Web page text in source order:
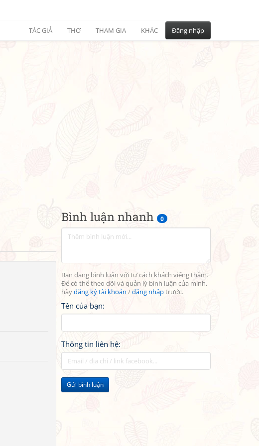
TÁC GIẢ THƠ THAM GIA KHÁC Đăng nhập
Bình luận nhanh 0
Bạn đang bình luận với tư cách khách viếng thăm.
Để có thể theo dõi và quản lý bình luận của mình,
hãyđăng ký tài khoản /đăng nhậptrước.
Tên của bạn:
Thông tin liên hệ:
Gửi bình luận